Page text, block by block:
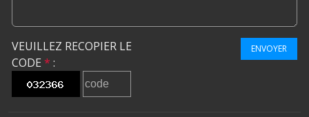
VEUILLEZ RECOPIER LE
CODE * :
ENVOYER